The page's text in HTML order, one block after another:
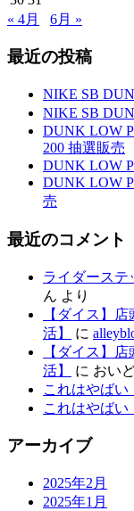
« 4月
6月 »
最近の投稿
NIKE SB
NIKE SB
DUNK LOW
200 抽選販売
DUNK LOW
DUNK LOW
売
最近のコメント
ライダーステ
ん より
【ダイス】
活】
に
【ダイス】
活】
に おい
これはやばい
これはやばい
アーカイブ
2025年2月
2025年1月